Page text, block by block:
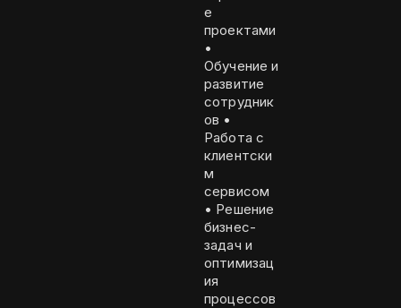
е
проектами
•
Обучение и
развитие
сотрудник
ов •
Работа с
клиентски
м
сервисом
• Решение
бизнес-
задач и
оптимизац
ия
процессов